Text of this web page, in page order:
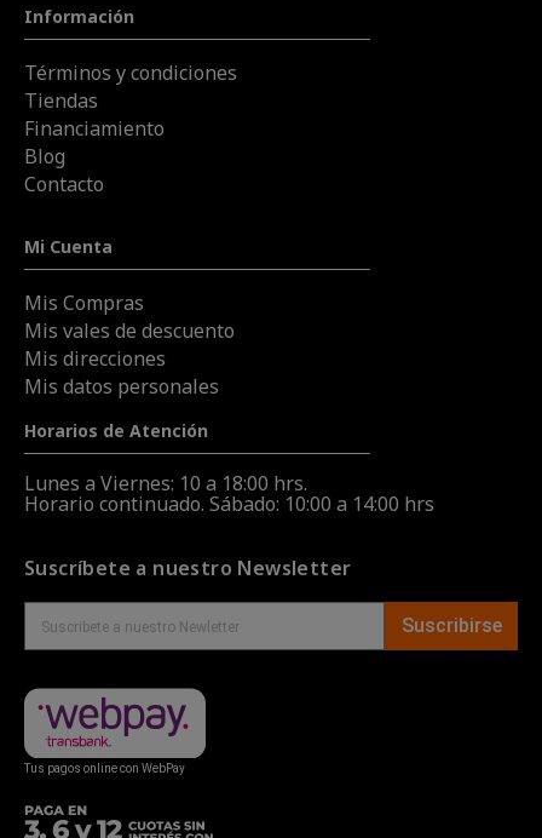
Información
Términos y condiciones
Tiendas
Financiamiento
Blog
Contacto
Mi Cuenta
Mis Compras
Mis vales de descuento
Mis direcciones
Mis datos personales
Horarios de Atención
Lunes a Viernes: 10 a 18:00 hrs.
Horario continuado. Sábado: 10:00 a 14:00 hrs
Suscríbete a nuestro Newsletter
Suscribirse
Tus pagos online con WebPay